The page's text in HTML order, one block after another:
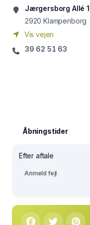
Jærgersborg Allé
2920 Klampenborg
Vis vejen
39 62 51 63
Åbningstider
Efter aftale
Anmeld fejl